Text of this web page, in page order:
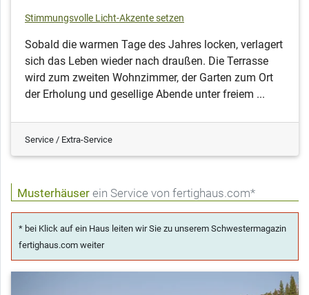
Stimmungsvolle Licht-Akzente setzen
Sobald die warmen Tage des Jahres locken, verlagert
sich das Leben wieder nach draußen. Die Terrasse
wird zum zweiten Wohnzimmer, der Garten zum Ort
der Erholung und gesellige Abende unter freiem ...
Service / Extra-Service
Musterhäuser ein Service von fertighaus.com*
* bei Klick auf ein Haus leiten wir Sie zu unserem Schwestermagazin
fertighaus.com weiter